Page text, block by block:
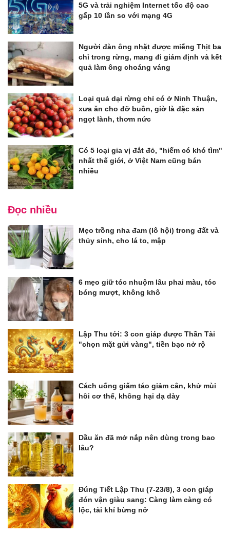
5G và trải nghiệm Internet tốc độ cao
gấp 10 lần so với mạng 4G
Người đàn ông nhặt được miếng Thịt ba
chỉ trong rừng, mang đi giám định và kết
quả làm ông choáng váng
Loại quả dại rừng chỉ có ở Ninh Thuận,
xưa ăn cho đỡ buồn, giờ là đặc sản
ngọt lành, thơm nức
Có 5 loại gia vị đắt đỏ, "hiếm có khó tìm"
nhất thế giới, ở Việt Nam cũng bán
nhiều
Đọc nhiều
Mẹo trồng nha đam (lô hội) trong đất và
thủy sinh, cho lá to, mập
6 mẹo giữ tóc nhuộm lâu phai màu, tóc
bóng mượt, không khô
Lập Thu tới: 3 con giáp được Thần Tài
"chọn mặt gửi vàng", tiền bạc nở rộ
Cách uống giấm táo giảm cân, khử mùi
hôi cơ thể, không hại dạ dày
Dầu ăn đã mở nắp nên dùng trong bao
lâu?
Đúng Tiết Lập Thu (7-23/8), 3 con giáp
đón vận giàu sang: Càng làm càng có
lộc, tài khí bừng nở